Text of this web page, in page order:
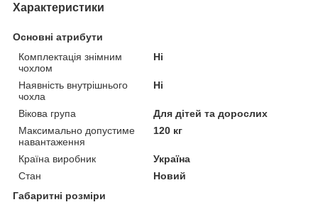
Характеристики
Основні атрибути
Комплектація знімним
чохлом
Ні
Наявність внутрішнього
чохла
Ні
Вікова група
Для дітей та дорослих
Максимально допустиме
навантаження
120 кг
Країна виробник
Україна
Стан
Новий
Габаритні розміри